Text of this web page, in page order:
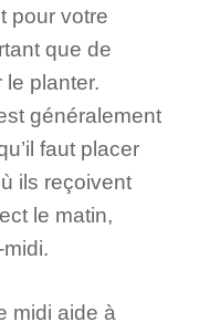
pour votre
que de
planter.
généralement
faut placer
ils reçoivent
le matin,
midi aide à